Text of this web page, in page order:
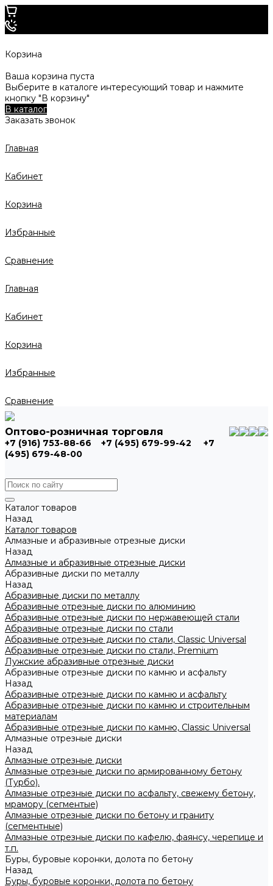
Корзина
Ваша корзина пуста
Выберите в каталоге интересующий товар и нажмите
кнопку "В корзину"
В каталог
Заказать звонок
Главная
Кабинет
Корзина
Избранные
Сравнение
Главная
Кабинет
Корзина
Избранные
Сравнение
Оптово-розничная торговля
+7 (916) 753-88-66 +7 (495) 679-99-42
+7
(495) 679-48-00
Каталог товаров
Назад
Каталог товаров
Алмазные и абразивные отрезные диски
Назад
Алмазные и абразивные отрезные диски
Абразивные диски по металлу
Назад
Абразивные диски по металлу
Абразивные отрезные диски по алюминию
Абразивные отрезные диски по нержавеющей стали
Абразивные отрезные диски по стали
Абразивные отрезные диски по стали, Classic Universal
Абразивные отрезные диски по стали, Premium
Лужские абразивные отрезные диски
Абразивные отрезные диски по камню и асфальту
Назад
Абразивные отрезные диски по камню и асфальту
Абразивные отрезные диски по камню и строительным
материалам
Абразивные отрезные диски по камню, Classic Universal
Алмазные отрезные диски
Назад
Алмазные отрезные диски
Алмазные отрезные диски по армированному бетону
(Турбо).
Алмазные отрезные диски по асфальту, свежему бетону,
мрамору (сегментые)
Алмазные отрезные диски по бетону и граниту
(сегментные)
Алмазные отрезные диски по кафелю, фаянсу, черепице и
т.п.
Буры, буровые коронки, долота по бетону
Назад
Буры, буровые коронки, долота по бетону